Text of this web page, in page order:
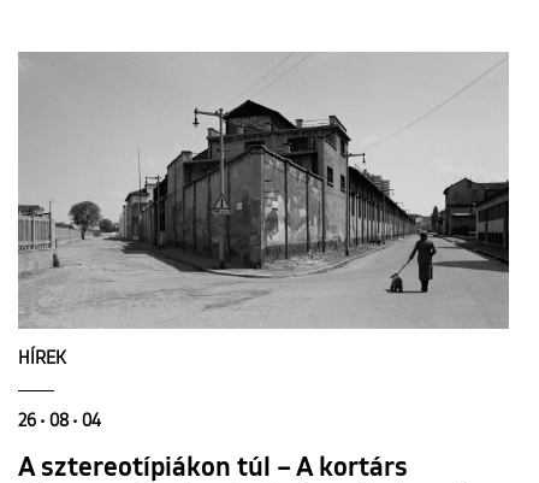
HÍREK
26 • 08 • 04
A sztereotípiákon túl – A kortárs